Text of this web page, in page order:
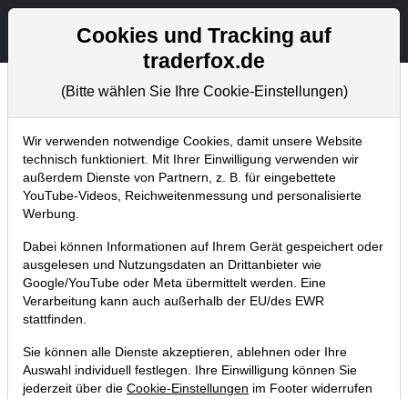
Aktien- und Artikelsuche
Chartanalysen
Home Blog Chartanalysen
Chartanalyse Fresenius: heißer
Turnaround-Kandidat im Dax –
mehrjähriges Kurspotenzial von 100
Prozent!
01.11.2019 um 10:07 Uhr
Cookies und Tracking auf
traderfox.de
(Bitte wählen Sie Ihre Cookie-Einstellungen)
Wir verwenden notwendige Cookies, damit unsere Website
technisch funktioniert. Mit Ihrer Einwilligung verwenden wir
außerdem Dienste von Partnern, z. B. für eingebettete
YouTube-Videos, Reichweitenmessung und personalisierte
Werbung.
Dabei können Informationen auf Ihrem Gerät gespeichert oder
ausgelesen und Nutzungsdaten an Drittanbieter wie
Google/YouTube oder Meta übermittelt werden. Eine
Verarbeitung kann auch außerhalb der EU/des EWR
stattfinden.
Sie können alle Dienste akzeptieren, ablehnen oder Ihre
Auswahl individuell festlegen. Ihre Einwilligung können Sie
jederzeit über die Cookie-Einstellungen im Footer widerrufen